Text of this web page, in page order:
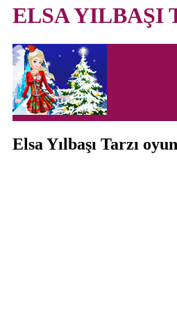
ELSA YILBAŞI
Elsa Yılbaşı Tarzı